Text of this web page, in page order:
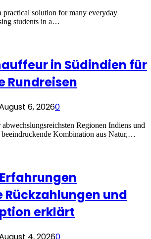
practical solution for many everyday
students in a…
in Südindien für
Rundreisen
6, 20260
Regionen Indiens und
beeindruckende Kombination aus Natur,…
Erfahrungen
und
erklärt
4, 20260